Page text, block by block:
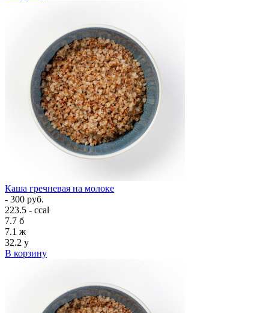
Каша гречневая на молоке
- 300 руб.
223.5 - ccal
7.7 б
7.1 ж
32.2 у
В корзину